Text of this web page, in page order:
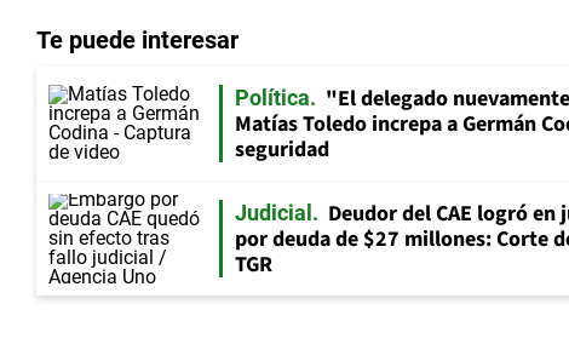
Te puede interesar
Política
"El delegado
Matías Toledo increpa a Germán
seguridad
Judicial
Deudor del CAE logró
por deuda de $27 millones: Corte
TGR